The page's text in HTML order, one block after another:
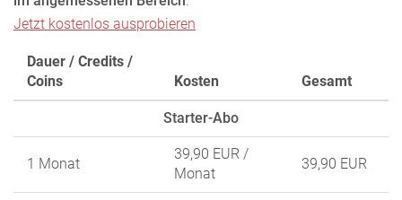
Jetzt kostenlos ausprobieren
Dauer / Credits /
Coins
Kosten Gesamt
Starter-Abo
1 Monat
39,90 EUR /
Monat
39,90 EUR